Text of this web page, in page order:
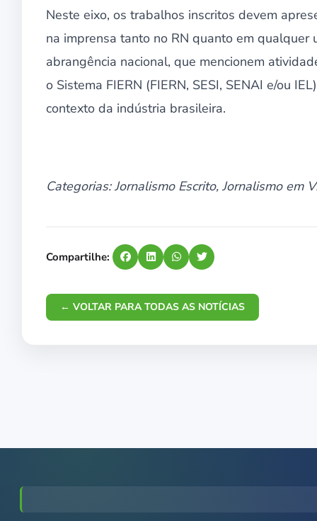
Neste eixo, os trabalhos inscritos devem
na imprensa tanto no RN quanto em
abrangência nacional, que mencionem
o Sistema FIERN (FIERN, SESI, SENAI e/ou
contexto da indústria brasileira.
Categorias: Jornalismo Escrito, Jornalismo em
Compartilhe:
← VOLTAR PARA TODAS AS NOTÍCIAS